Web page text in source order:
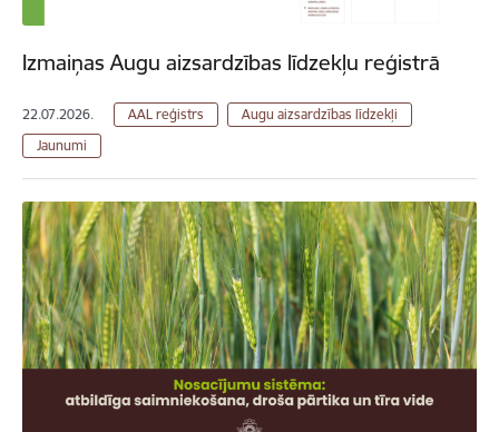
Izmaiņas Augu aizsardzības līdzekļu reģistrā
22.07.2026. AAL reģistrs
Augu aizsardzības līdzekļi
Jaunumi